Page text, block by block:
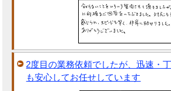
2度目の業務依頼でしたが、迅速・
も安心してお任せしています